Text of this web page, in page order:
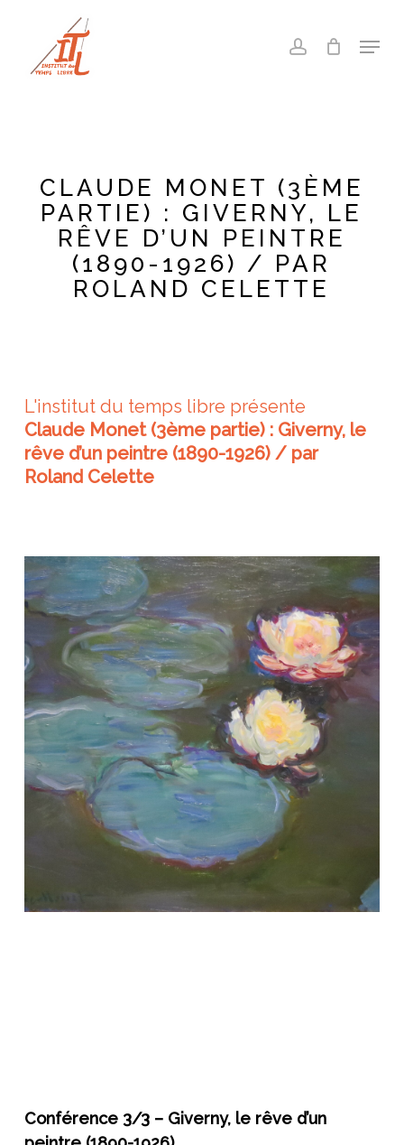
content
accountMenu
CLAUDE MONET (3ÈME
PARTIE) : GIVERNY, LE
RÊVE D’UN PEINTRE
(1890-1926) / PAR
ROLAND CELETTE
L'institut du temps libre présente
Claude Monet (3ème partie) : Giverny, le
rêve d’un peintre (1890-1926) / par
Roland Celette
Conférence 3/3 – Giverny, le rêve d’un
Close